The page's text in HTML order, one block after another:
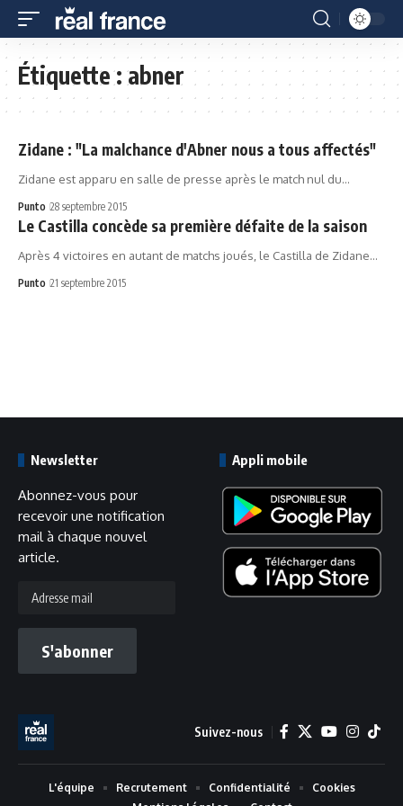
Étiquette :abner
Zidane : "La malchance d'Abner nous a tous affectés"
Zidane est apparu en salle de presse après le match nul du…
Punto 28 septembre 2015
Le Castilla concède sa première défaite de la saison
Après 4 victoires en autant de matchs joués, le Castilla de Zidane…
Punto 21 septembre 2015
Newsletter
Abonnez-vous pour
recevoir une notification
mail à chaque nouvel
article.
mail
S'abonner
Appli mobile
Suivez-nous
L'équipe Recrutement Confidentialité
Cookies